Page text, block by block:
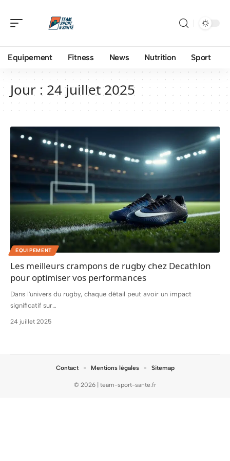
Equipement Fitness News Nutrition Sport
Jour : 24 juillet 2025
EQUIPEMENT
Les meilleurs crampons de rugby chez Decathlon
pour optimiser vos performances
Dans l'univers du rugby, chaque détail peut avoir un impact
significatif sur…
24 juillet 2025
© 2026 | team-sport-sante.fr
Contact Mentions légales Sitemap